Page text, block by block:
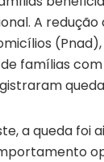
A
famílias com
queda
a queda foi